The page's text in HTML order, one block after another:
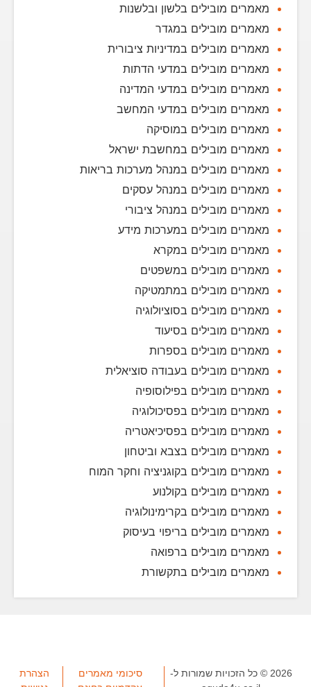
מאמרים מובילים בלשון ובלשנות
מאמרים מובילים במגדר
מאמרים מובילים במדיניות ציבורית
מאמרים מובילים במדעי הדתות
מאמרים מובילים במדעי המדינה
מאמרים מובילים במדעי המחשב
מאמרים מובילים במוסיקה
מאמרים מובילים במחשבת ישראל
מאמרים מובילים במנהל מערכות בריאות
מאמרים מובילים במנהל עסקים
מאמרים מובילים במנהל ציבורי
מאמרים מובילים במערכות מידע
מאמרים מובילים במקרא
מאמרים מובילים במשפטים
מאמרים מובילים במתמטיקה
מאמרים מובילים בסוציולוגיה
מאמרים מובילים בסיעוד
מאמרים מובילים בספרות
מאמרים מובילים בעבודה סוציאלית
מאמרים מובילים בפילוסופיה
מאמרים מובילים בפסיכולוגיה
מאמרים מובילים בפסיכיאטריה
מאמרים מובילים בצבא וביטחון
מאמרים מובילים בקוגניציה וחקר המוח
מאמרים מובילים בקולנוע
מאמרים מובילים בקרימינולוגיה
מאמרים מובילים בריפוי בעיסוק
מאמרים מובילים ברפואה
מאמרים מובילים בתקשורת
2026 © כל הזכויות שמורות ל-
סיכומי מאמרים
הצהרת